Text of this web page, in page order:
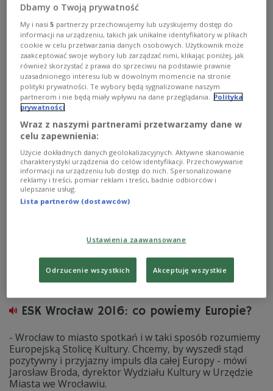
Stan wojenny we wspomnieniach
świadków
- Spodziewaliśmy się jakiegoś uderzenia, ale myślę, że
mało kto z nas spodziewał się go w takim wymiarze -
mówił we wspomnieniach ze stanu wojennego Krzysztof
Turkowski, współpracownik KOR-u, działacz
Studenckiego Komitetu "Solidarności" we Wrocławiu,
świadek pacyfikacji na Politechnice Wrocławskiej w
grudniu 1981 roku.
Zobacz więcej na temat:
Czesław Niezgoda
Krzysztof Turkowski
ESK Wrocław 2016: co powiemy Europie?
- Wrocław to miasto spotkań i w taki sposób rozumiemy
Europejską Stolicę Kultury. Chcemy, by wyszedł stąd
pozytywny i przyjazny impuls dla całej Europy - mówi
Jarosław Broda, dyrektor Wydziału Kultury w Urzędzie
Miasta we Wrocławiu.
Dbamy o Twoją prywatność
My i nasi5 partnerzy przechowujemy lub uzyskujemy dostęp do
informacji na urządzeniu, takich jak unikalne identyfikatory w plikach
cookie w celu przetwarzania danych osobowych. Użytkownik może
zaakceptować swoje wybory lub zarządzać nimi, klikając poniżej, jak
również skorzystać z prawa do sprzeciwu na podstawie prawnie
uzasadnionego interesu lub w dowolnym momencie na stronie
polityki prywatności. Te wybory będą sygnalizowane naszym
partnerom i nie będą miały wpływu na dane przeglądania.
Polityka
prywatności
Wraz z naszymi partnerami przetwarzamy dane w
celu zapewnienia:
Użycie dokładnych danych geolokalizacyjnych. Aktywne skanowanie
charakterystyki urządzenia do celów identyfikacji. Przechowywanie
informacji na urządzeniu lub dostęp do nich. Spersonalizowane
reklamy i treści, pomiar reklam i treści, badnie odbiorców i
ulepszanie usług.
Lista partnerów (dostawców)
Ustawienia zaawansowane
Odrzucenie wszystkich Akceptuję wszystkie